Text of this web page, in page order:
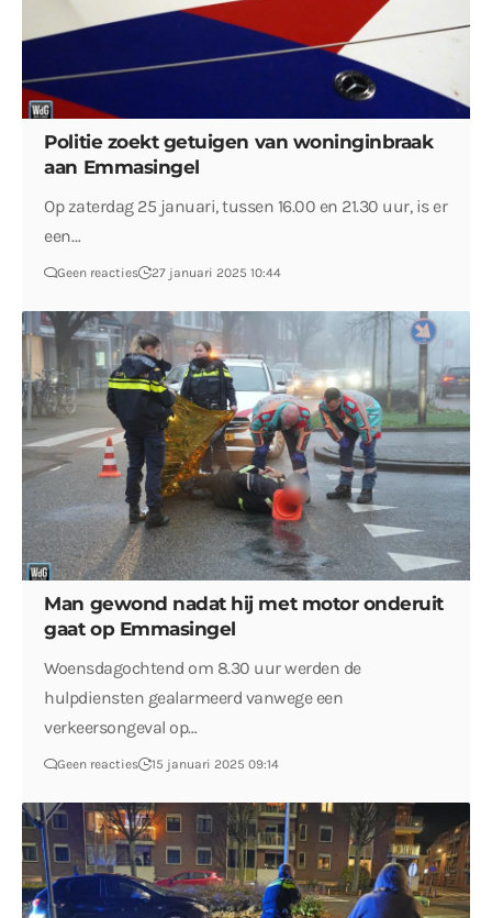
Politie zoekt getuigen van woninginbraak
aan Emmasingel
Op zaterdag 25 januari, tussen 16.00 en 21.30 uur, is er
een…
Geen reacties 27 januari 2025 10:44
Man gewond nadat hij met motor onderuit
gaat op Emmasingel
Woensdagochtend om 8.30 uur werden de
hulpdiensten gealarmeerd vanwege een
verkeersongeval op…
Geen reacties 15 januari 2025 09:14